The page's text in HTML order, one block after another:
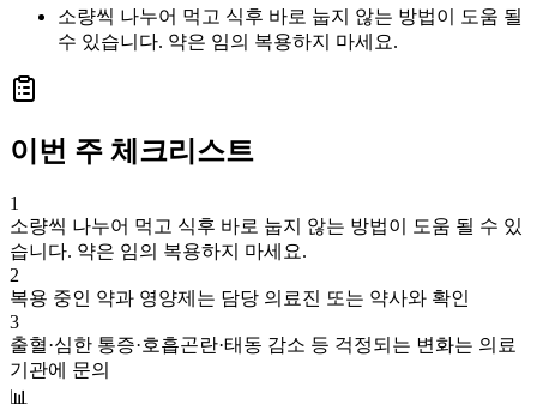
소량씩 나누어 먹고 식후 바로 눕지 않는 방법이 도움 될
수 있습니다. 약은 임의 복용하지 마세요.
이번 주 체크리스트
1
소량씩 나누어 먹고 식후 바로 눕지 않는 방법이 도움 될 수 있
습니다. 약은 임의 복용하지 마세요.
2
복용 중인 약과 영양제는 담당 의료진 또는 약사와 확인
3
출혈·심한 통증·호흡곤란·태동 감소 등 걱정되는 변화는 의료
기관에 문의
📊